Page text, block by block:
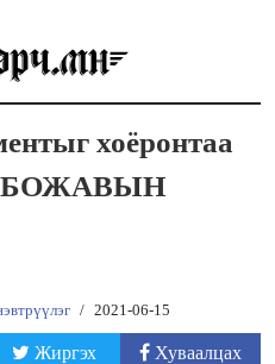
хоёронтаа
/ 2021-06-15
Жиргэх Хуваалцах